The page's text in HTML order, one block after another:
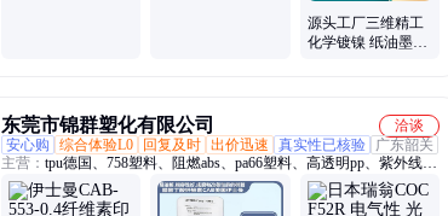
源头工厂三维精工
化学镀镍 纸油墨印
东莞市锦群塑化有限公司
洽谈
安心购
综合体验L0 回复及时 出价迅速 真实性已核验
广东韶关
主营： tpu德国、758塑料、阻燃abs、pa66塑料、高透明pp、紫外线
pc、聚碳酸酯、阻燃尼龙、尼龙塑料、abs再生料、抗紫外线、黑色
防火、增强尼龙、塑料颗粒、透明pc塑胶、阻燃pc塑胶、食品pp塑